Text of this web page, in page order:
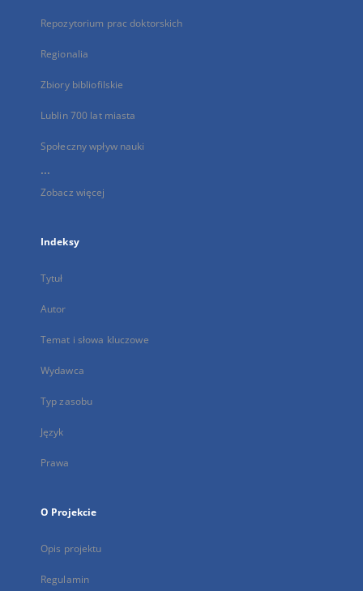
Repozytorium prac doktorskich
Regionalia
Zbiory bibliofilskie
Lublin 700 lat miasta
Społeczny wpływ nauki
...
Zobacz więcej
Indeksy
Tytuł
Autor
Temat i słowa kluczowe
Wydawca
Typ zasobu
Język
Prawa
O Projekcie
Opis projektu
Regulamin